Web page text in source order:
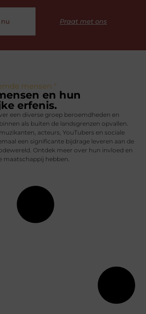
nu Praat met ons
mensen "
en hun
erfenis.
een diverse groep beroemdheden en
als buiten de landsgrenzen opvallen.
acteurs, YouTubers en sociale
een significante bijdrage leveren aan de
Ontdek meer over hun invloed en
maatschappij hebben.